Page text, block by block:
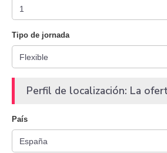
Tipo de jornada
Perfil de localización: La
País